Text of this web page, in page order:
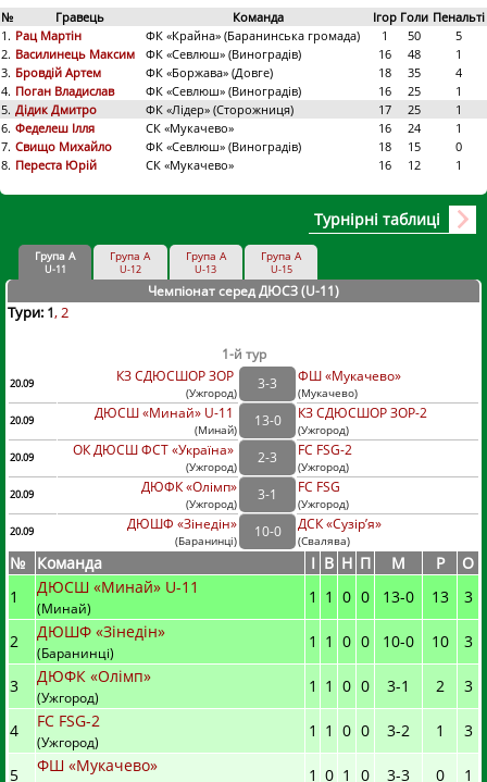
№ Гравець Команда Ігор Голи Пенальті
1. Рац Мартін ФК «Крайна» (Баранинська громада) 1 50
5
2. Василинець Максим ФК «Севлюш» (Виноградів) 16 48
1
3. Бровдій Артем ФК «Боржава» (Довге) 18 35
4
4. Поган Владислав ФК «Севлюш» (Виноградів) 16 25
1
5. Дідик Дмитро ФК «Лідер» (Сторожниця) 17 25
1
6. Феделеш Ілля СК «Мукачево» 16 24
1
7. Свищо Михайло ФК «Севлюш» (Виноградів) 18 15
0
8. Переста Юрій СК «Мукачево» 16 12 1
Турнірні таблиці
Група А
U-11
Група А
U-12
Група А
U-13
Група А
U-15
Чемпіонат серед ДЮСЗ (U-11)
Тури: 1 2
1-й тур
20.09 КЗ СДЮСШОР ЗОР
(Ужгород)
3-3 ФШ «Мукачево»
(Мукачево)
20.09
ДЮСШ «Минай» U-11
(Минай)
13-0 КЗ СДЮСШОР ЗОР-2
(Ужгород)
20.09
ОК ДЮСШ ФСТ «Україна»
(Ужгород)
2-3 FC FSG-2
(Ужгород)
20.09
ДЮФК «Олімп»
(Ужгород)
3-1 FC FSG
(Ужгород)
20.09
ДЮШФ «Зінедін»
(Баранинці)
10-0 ДСК «Сузір’я»
(Свалява)
№ Команда I В Н П М Р
О
1
ДЮСШ «Минай» U-11
(Минай)
1 1 0 0 13-0 13 3
2 ДЮШФ «Зінедін»
(Баранинці)
1 1 0 0 10-0 10 3
3 ДЮФК «Олімп»
(Ужгород)
1 1 0 0 3-1 2 3
4 FC FSG-2
(Ужгород)
1 1 0 0 3-2 1 3
5 ФШ «Мукачево» 1 0 1 0 3-3 0 1